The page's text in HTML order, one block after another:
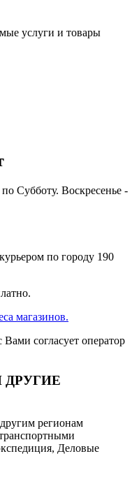
услуги и товары
по Субботу. Воскресенье -
по городу 190
магазинов.
Вами согласует оператор
ДРУГИЕ
регионам
Деловые